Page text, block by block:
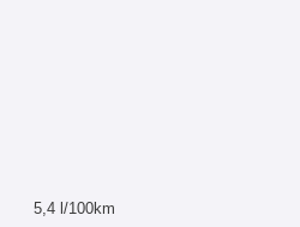
5,4 l/100km